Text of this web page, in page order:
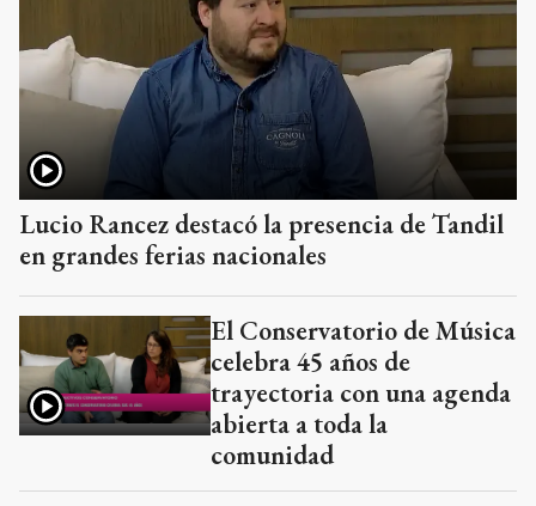
Lucio Rancez destacó la presencia de Tandil
en grandes ferias nacionales
El Conservatorio de Música
celebra 45 años de
trayectoria con una agenda
abierta a toda la
comunidad